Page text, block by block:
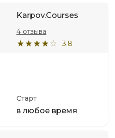
Karpov.Courses
3.8
4 отзыва
Старт
в любое время